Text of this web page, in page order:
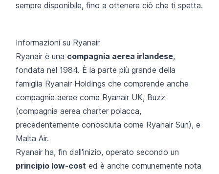
sempre disponibile, fino a ottenere ciò che ti spetta.
Informazioni su Ryanair
Ryanair è una compagnia aerea irlandese,
fondata nel 1984. È la parte più grande della
famiglia Ryanair Holdings che comprende anche
compagnie aeree come Ryanair UK, Buzz
(compagnia aerea charter polacca,
precedentemente conosciuta come Ryanair Sun), e
Malta Air.
Ryanair ha, fin dall'inizio, operato secondo un
principio low-cost ed è anche comunemente nota